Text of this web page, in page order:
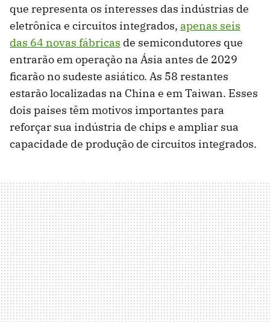
que representa os interesses das indústrias de
eletrônica e circuitos integrados, apenas seis
das 64 novas fábricas de semicondutores que
entrarão em operação na Ásia antes de 2029
ficarão no sudeste asiático. As 58 restantes
estarão localizadas na China e em Taiwan. Esses
dois países têm motivos importantes para
reforçar sua indústria de chips e ampliar sua
capacidade de produção de circuitos integrados.